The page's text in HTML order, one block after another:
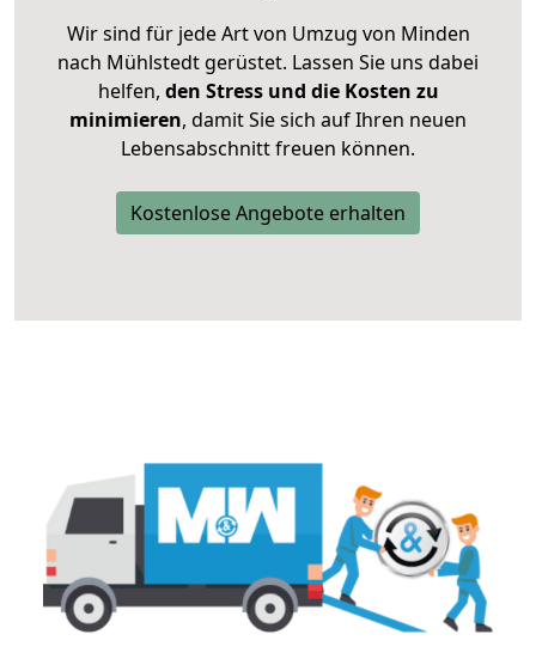
Wir sind für jede Art von Umzug von Minden
nach Mühlstedt gerüstet. Lassen Sie uns dabei
helfen, den Stress und die Kosten zu
minimieren, damit Sie sich auf Ihren neuen
Lebensabschnitt freuen können.
Kostenlose Angebote erhalten